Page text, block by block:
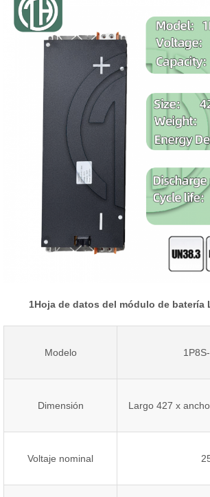
1Hoja de datos del módulo de batería
Modelo
Dimensión Largo 427 x
Voltaje nominal